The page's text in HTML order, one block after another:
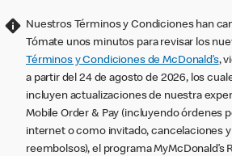
Nuestros Términos y Condiciones han
Tómate unos minutos para revisar los
Términos y Condiciones de McDonald’s,
a partir del 24 de agosto de 2026, los
incluyen actualizaciones de nuestra
Mobile Order & Pay (incluyendo órdenes
internet o como invitado, cancelaciones y
reembolsos), el programa MyMcDonald’s